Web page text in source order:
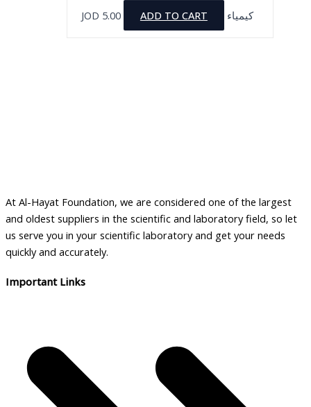
JOD 5.00 ADD TO CART كيمياء
At Al-Hayat Foundation, we are considered one of the largest
and oldest suppliers in the scientific and laboratory field, so let
us serve you in your scientific laboratory and get your needs
quickly and accurately.
Important Links